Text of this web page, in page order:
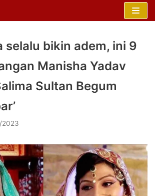
selalu bikin adem, ini 9
Manisha Yadav
Sultan Begum
2023